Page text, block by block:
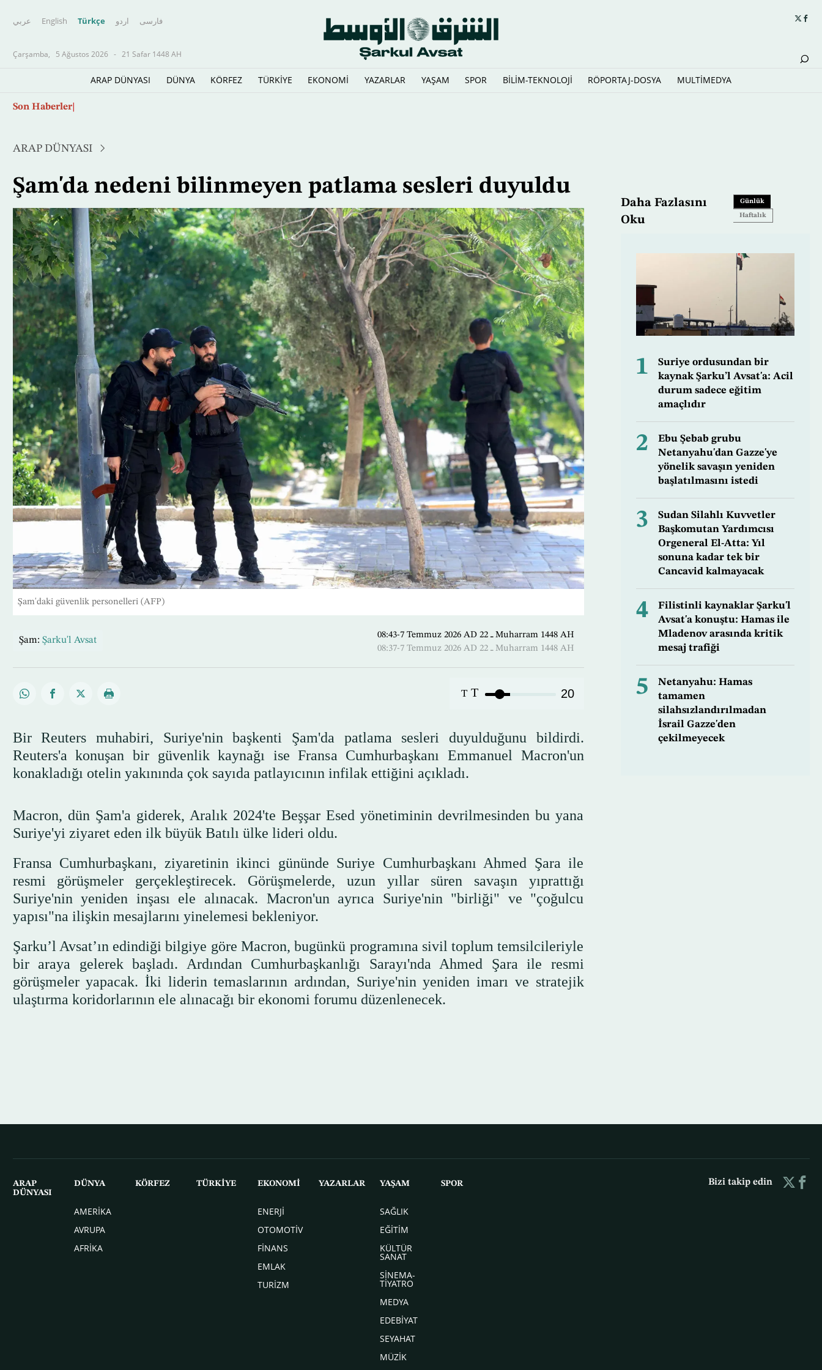
عربي English Türkçe اردو فارسى
Çarşamba, 5 Ağustos 2026 - 21 Safar 1448 AH
ARAP DÜNYASI DÜNYA KÖRFEZ TÜRKİYE EKONOMİ YAZARLAR YAŞAM SPOR BİLİM-TEKNOLOJİ RÖPORTAJ-DOSYA MULTİMEDYA
Ana
Son Haberler
ARAP DÜNYASI
Şam'da nedeni bilinmeyen patlama sesleri duyuldu
Şam'daki güvenlik personelleri (AFP)
Şam: Şarku'l Avsat
08:43-7 Temmuz 2026 AD ـ 22 Muharram 1448 AH
08:37-7 Temmuz 2026 AD ـ 22 Muharram 1448 AH
T T 20
Bir Reuters muhabiri, Suriye'nin başkenti Şam'da patlama sesleri duyulduğunu bildirdi.
Reuters'a konuşan bir güvenlik kaynağı ise Fransa Cumhurbaşkanı Emmanuel Macron'un
konakladığı otelin yakınında çok sayıda patlayıcının infilak ettiğini açıkladı.
Macron, dün Şam'a giderek, Aralık 2024'te Beşşar Esed yönetiminin devrilmesinden bu yana
Suriye'yi ziyaret eden ilk büyük Batılı ülke lideri oldu.
Fransa Cumhurbaşkanı, ziyaretinin ikinci gününde Suriye Cumhurbaşkanı Ahmed Şara ile
resmi görüşmeler gerçekleştirecek. Görüşmelerde, uzun yıllar süren savaşın yıprattığı
Suriye'nin yeniden inşası ele alınacak. Macron'un ayrıca Suriye'nin "birliği" ve "çoğulcu
yapısı"na ilişkin mesajlarını yinelemesi bekleniyor.
Şarku’l Avsat’ın edindiği bilgiye göre Macron, bugünkü programına sivil toplum temsilcileriyle
bir araya gelerek başladı. Ardından Cumhurbaşkanlığı Sarayı'nda Ahmed Şara ile resmi
görüşmeler yapacak. İki liderin temaslarının ardından, Suriye'nin yeniden imarı ve stratejik
ulaştırma koridorlarının ele alınacağı bir ekonomi forumu düzenlenecek.
Daha Fazlasını
Oku
Günlük
Haftalık
1
Suriye ordusundan bir
kaynak Şarku’l Avsat'a: Acil
durum sadece eğitim
amaçlıdır
2
Ebu Şebab grubu
Netanyahu'dan Gazze'ye
yönelik savaşın yeniden
başlatılmasını istedi
3
Sudan Silahlı Kuvvetler
Başkomutan Yardımcısı
Orgeneral El-Atta: Yıl
sonuna kadar tek bir
Cancavid kalmayacak
4
Filistinli kaynaklar Şarku'l
Avsat'a konuştu: Hamas ile
Mladenov arasında kritik
mesaj trafiği
5
Netanyahu: Hamas
tamamen
silahsızlandırılmadan
İsrail Gazze'den
çekilmeyecek
ARAP
DÜNYASI
DÜNYA
AMERİKA
AVRUPA
AFRİKA
KÖRFEZ TÜRKİYE EKONOMİ
ENERJİ
OTOMOTİV
FİNANS
EMLAK
TURİZM
YAZARLAR YAŞAM
SAĞLIK
EĞİTİM
KÜLTÜR
SANAT
SİNEMA-
TİYATRO
MEDYA
EDEBİYAT
SEYAHAT
MÜZİK
SPOR Bizi takip edin